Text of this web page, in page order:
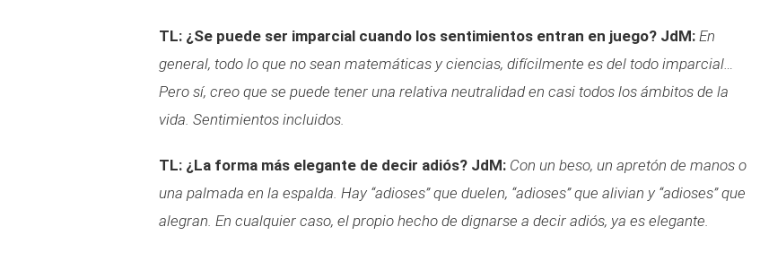
TL: ¿Se puede ser imparcial cuando los sentimientos entran en juego? JdM: En
general, todo lo que no sean matemáticas y ciencias, difícilmente es del todo imparcial…
Pero sí, creo que se puede tener una relativa neutralidad en casi todos los ámbitos de la
vida. Sentimientos incluidos.
TL: ¿La forma más elegante de decir adiós? JdM: Con un beso, un apretón de manos o
una palmada en la espalda. Hay “adioses” que duelen, “adioses” que alivian y “adioses” que
alegran. En cualquier caso, el propio hecho de dignarse a decir adiós, ya es elegante.